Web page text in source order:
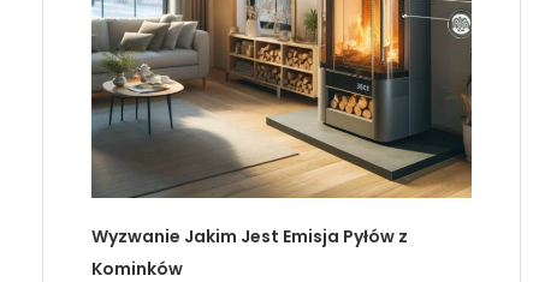
Wyzwanie Jakim Jest Emisja Pyłów z
Kominków